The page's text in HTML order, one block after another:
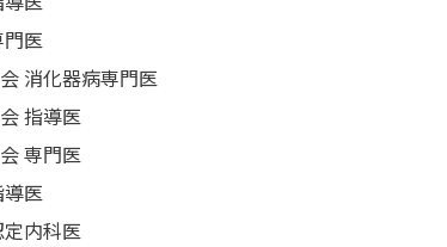
医
消化器病専門医
指導医
専門医
医
内科医